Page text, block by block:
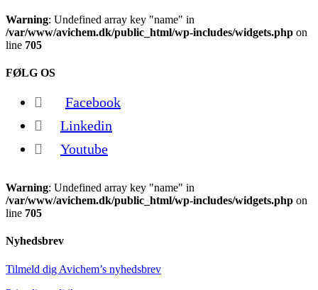
Warning: Undefined array key "name" in
/var/www/avichem.dk/public_html/wp-includes/widgets.php on
line 705
FØLG OS
Facebook
Linkedin
Youtube
Warning: Undefined array key "name" in
/var/www/avichem.dk/public_html/wp-includes/widgets.php on
line 705
Nyhedsbrev
Tilmeld dig Avichem’s nyhedsbrev